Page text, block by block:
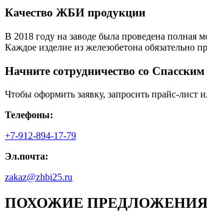
Качество ЖБИ продукции
В 2018 году на заводе была проведена полная
Каждое изделие из железобетона обязательно
Начните сотрудничество со
Чтобы оформить заявку, запросить прайс-лист
Телефоны:
+7-912-894-17-79
Эл.почта:
zakaz@zhbi25.ru
ПОХОЖИЕ ПРЕДЛОЖЕНИЯ